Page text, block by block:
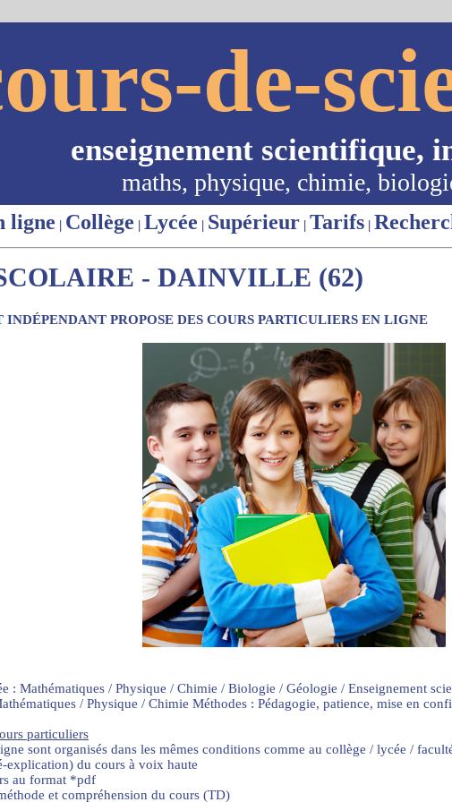
de-
enseignement scientifique,
maths, physique, chimie,
ligne | Collège | Lycée | Supérieur | Tarifs |
- DAINVILLE (62)
INDÉPENDANT PROPOSE DES COURS PARTICULIERS EN LIGNE
: Mathématiques / Physique / Chimie / Biologie / Géologie / Enseignement
/ Physique / Chimie Méthodes : Pédagogie, patience, mise en
particuliers
sont organisés dans les mêmes conditions comme au collège / lycée /
explication) du cours à voix haute
au format *pdf
et compréhension du cours (TD)